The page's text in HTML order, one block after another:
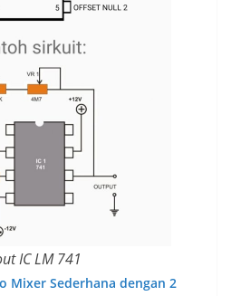
IC LM 741
Mixer Sederhana dengan 2